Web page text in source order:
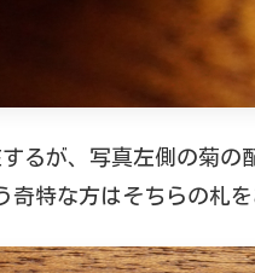
るが、写真左側の菊の
特な方はそちらの札を